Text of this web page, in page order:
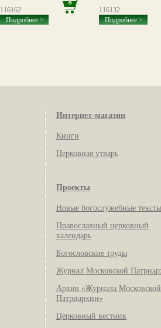
116162
Подробнее >
116132
Подробнее >
Интернет-магазин
Книги
Церковная утварь
Проекты
Новые богослужебные тексты
Православный церковный
календарь
Богословские труды
Журнал Московской
Архив «Журнала Московской
Патриархии»
Церковный вестник